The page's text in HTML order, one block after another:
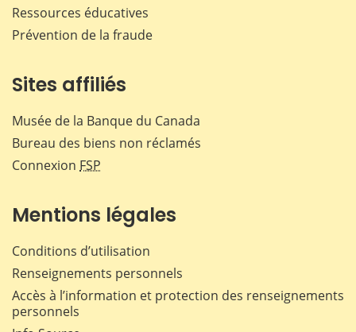
Ressources éducatives
Prévention de la fraude
Sites affiliés
Musée de la Banque du Canada
Bureau des biens non réclamés
Connexion FSP
Mentions légales
Conditions d’utilisation
Renseignements personnels
Accès à l’information et protection des renseignements
personnels